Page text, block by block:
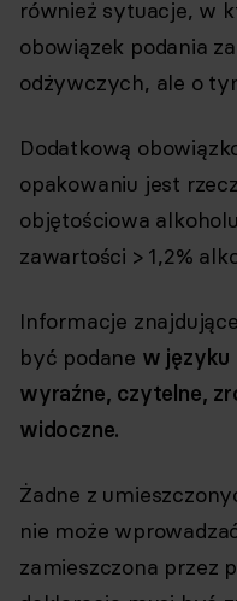
również sytuacje, w
obowiązek podania
odżywczych, ale o
Dodatkową
opakowaniu jest
objętościowa
zawartości > 1,2%
Informacje
być podane w
wyraźne, czytelne,
widoczne.
Żadne z
nie może
zamieszczona przez